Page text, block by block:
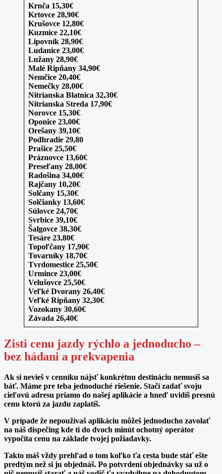
Krnča 15,30€
Krtovce 28,90€
Krušovce 12,80€
Kuzmice 22,10€
Lipovník 28,90€
Ludanice 23,00€
Lužany 28,90€
Malé Ripňany 34,90€
Nemčice 20,40€
Nemečky 28,00€
Nitrianska Blatnica 32,30€
Nitrianska Streda 17,90€
Norovce 15,30€
Oponice 23,00€
Orešany 39,10€
Podhradie 29,80
Prašice 25,50€
Práznovce 13,60€
Preseľany 28,00€
Radošina 34,00€
Rajčany 10,20€
Solčany 15,30€
Solčianky 13,60€
Súlovce 24,70€
Svrbice 39,10€
Šalgovce 38,30€
Tesáre 23,80€
Topoľčany 17,90€
Tovarníky 18,70€
Tvrdomestice 25,50€
Urmince 23,00€
Velušovce 25,50€
Veľké Dvorany 26,40€
Veľké Ripňany 32,30€
Vozokany 30,60€
Závada 26,40€
Zisti cenu jazdy rýchlo a jednoducho –
bez hádani a prekvapenia
Ak si nevieš v cenníku nájsť konkrétnu destináciu nemusíš sa
báť. Máme pre teba jednoduché riešenie. Stačí zadať svoju
cieľovú adresu priamo do našej aplikácie a hneď uvidíš presnú
cenu ktorú za jazdu zaplatíš.
V prípade že nepoužívaš aplikáciu môžeš jednoducho zavolať
na náš dispečing kde ti do dvoch minút ochotný operátor
vypočíta cenu na základe tvojej požiadavky.
Takto máš vždy prehľad o tom koľko ťa cesta bude stáť ešte
predtým než si ju objednáš. Po potvrdení objednávky sa už o